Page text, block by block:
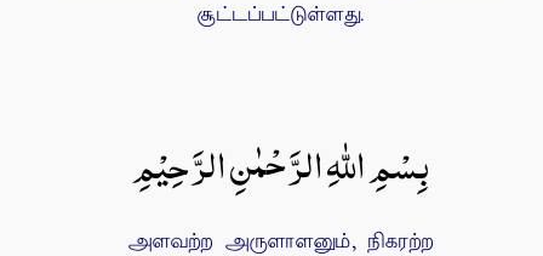
சூட்டப்பட்டுள்ளது.
بِسْمِ اللهِ الرَّحْمٰنِ الرَّحِيْمِ
அளவற்ற அருளாளனும், நிகரற்ற